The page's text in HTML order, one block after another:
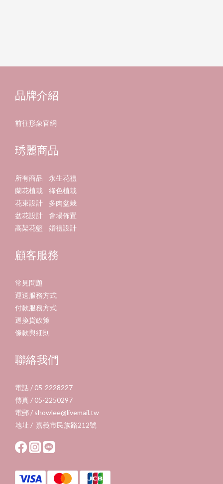
品牌介紹
前往形象官網
琇麗商品
所有商品
永生花禮
蘭花植栽
綠色植栽
花束設計
多肉盆栽
盆花設計
會場佈置
高架花籃
婚禮設計
顧客服務
常見問題
運送服務方式
付款服務方式
退換貨政策
條款與細則
聯絡我們
電話 / 05-2228227
傳真 / 05-2250297
電郵 / showlee@livemail.tw
地址 / 嘉義市民族路212號